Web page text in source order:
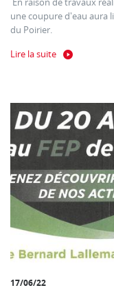
En raison de travaux
une coupure d'eau aura
du Poirier.
Lire la suite
17/06/22